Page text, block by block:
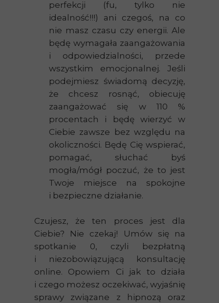
perfekcji (fu, tylko nie
idealność!!!) ani czegoś, na co
nie masz czasu czy energii. Ale
będę wymagała zaangażowania
i odpowiedzialności, przede
wszystkim emocjonalnej. Jeśli
podejmiesz świadomą decyzję,
że chcesz rosnąć, obiecuję
zaangażować się w 110 %
procentach i będę wierzyć w
Ciebie zawsze bez względu na
okoliczności. Będę Cię wspierać,
pomagać, słuchać byś
mogła/mógł poczuć, że to jest
Twoje miejsce na spokojne
i bezpieczne działanie.
Czujesz, że ten proces jest dla
Ciebie? Nie czekaj! Umów się na
spotkanie 0, czyli bezpłatną
i niezobowiązującą konsultację
online. Opowiem Ci jak to działa
i czego możesz oczekiwać, wyjaśnię
sprawy związane z hipnozą oraz